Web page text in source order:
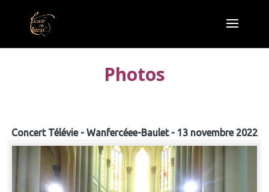
Photos
Concert Télévie - Wanfercéee-Baulet - 13 novembre 2022